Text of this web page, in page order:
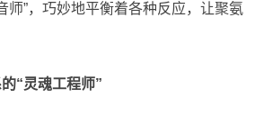
师”，巧妙地平衡着各种反应，让聚氨
“灵魂工程师”